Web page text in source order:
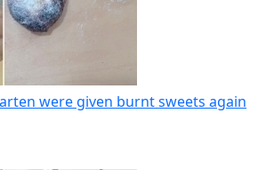
were given burnt sweets again